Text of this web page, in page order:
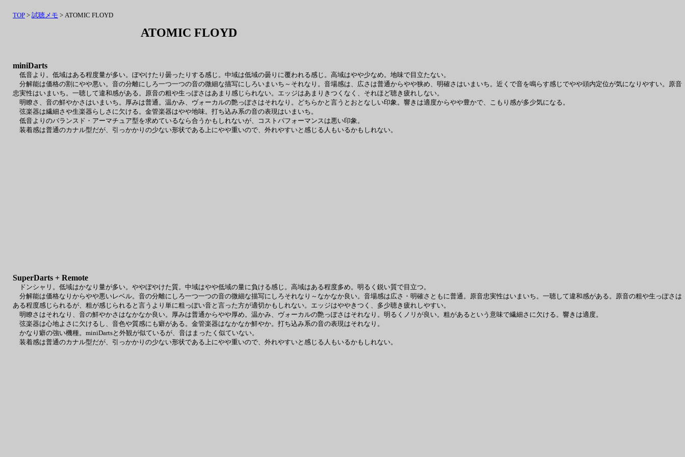
miniDarts
低音より。低域はある程度量が多い。ぼやけたり曇ったりする感じ。中域は低域の曇りに覆われる感じ。高域はやや少なめ。地味で目立たない。
分解能は価格の割にやや悪い。音の分離にしろ一つ一つの音の微細な描写にしろいまいち～それなり。音場感は、広さは普通からやや狭め、明確さはいまいち。近くで音を鳴らす感じでやや頭内定位が気になりやすい。原音
忠実性はいまいち。一聴して違和感がある。原音の粗や生っぽさはあまり感じられない。エッジはあまりきつくなく、それほど聴き疲れしない。
明瞭さ、音の鮮やかさはいまいち。厚みは普通。温かみ、ヴォーカルの艶っぽさはそれなり。どちらかと言うとおとなしい印象。響きは適度からやや豊かで、こもり感が多少気になる。
弦楽器は繊細さや生楽器らしさに欠ける。金管楽器はやや地味。打ち込み系の音の表現はいまいち。
低音よりのバランスド・アーマチュア型を求めているなら合うかもしれないが、コストパフォーマンスは悪い印象。
装着感は普通のカナル型だが、引っかかりの少ない形状である上にやや重いので、外れやすいと感じる人もいるかもしれない。
SuperDarts + Remote
ドンシャリ。低域はかなり量が多い。ややぼやけた質。中域はやや低域の量に負ける感じ。高域はある程度多め。明るく鋭い質で目立つ。
分解能は価格なりからやや悪いレベル。音の分離にしろ一つ一つの音の微細な描写にしろそれなり～なかなか良い。音場感は広さ・明確さともに普通。原音忠実性はいまいち。一聴して違和感がある。原音の粗や生っぽさは
ある程度感じられるが、粗が感じられると言うより単に粗っぽい音と言った方が適切かもしれない。エッジはややきつく、多少聴き疲れしやすい。
明瞭さはそれなり、音の鮮やかさはなかなか良い。厚みは普通からやや厚め。温かみ、ヴォーカルの艶っぽさはそれなり。明るくノリが良い。粗があるという意味で繊細さに欠ける。響きは適度。
弦楽器は心地よさに欠けるし、音色や質感にも癖がある。金管楽器はなかなか鮮やか。打ち込み系の音の表現はそれなり。
かなり癖の強い機種。miniDartsと外観が似ているが、音はまったく似ていない。
装着感は普通のカナル型だが、引っかかりの少ない形状である上にやや重いので、外れやすいと感じる人もいるかもしれない。
ATOMIC FLOYD
TOP > 試聴メモ > ATOMIC FLOYD